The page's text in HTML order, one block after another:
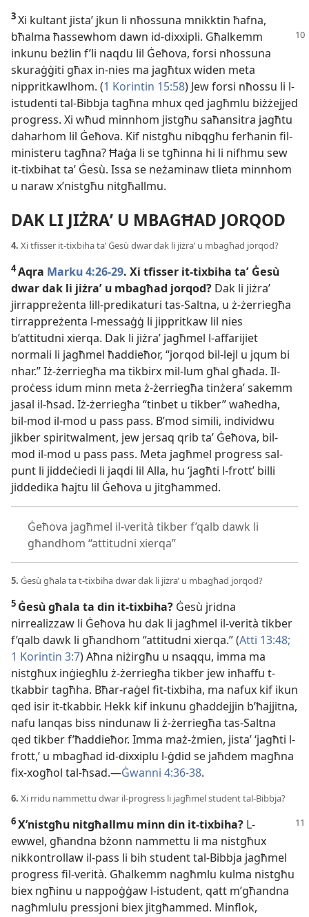
3Xi kultant jistaʼ jkun li nħossuna mnikktin ħafna,
bħalma ħassewhom dawn id-dixxipli. Għalkemm
inkunu beżlin f’li naqdu lil Ġeħova, forsi nħossuna
skuraġġiti għax in-nies ma jagħtux widen meta
nippritkawlhom. (1 Korintin 15:58) Jew forsi nħossu li l-
istudenti tal-Bibbja tagħna mhux qed jagħmlu biżżejjed
progress. Xi wħud minnhom jistgħu saħansitra jagħtu
daharhom lil Ġeħova. Kif nistgħu nibqgħu ferħanin fil-
ministeru tagħna? Ħaġa li se tgħinna hi li nifhmu sew
it-tixbihat taʼ Ġesù. Issa se neżaminaw tlieta minnhom
u naraw x’nistgħu nitgħallmu.
DAK LI JIŻRAʼ U MBAGĦAD JORQOD
4. Xi tfisser it-tixbiha taʼ Ġesù dwar dak li jiżraʼ u mbagħad jorqod?
4Aqra Marku 4:26-29. Xi tfisser it-tixbiha taʼ Ġesù
dwar dak li jiżraʼ u mbagħad jorqod? Dak li jiżraʼ
jirrappreżenta lill-predikaturi tas-Saltna, u ż-żerriegħa
tirrappreżenta l-messaġġ li jippritkaw lil nies
b’attitudni xierqa. Dak li jiżraʼ jagħmel l-affarijiet
normali li jagħmel ħaddieħor, “jorqod bil-lejl u jqum bi
nhar.” Iż-żerriegħa ma tikbirx mil-lum għal għada. Il-
proċess idum minn meta ż-żerriegħa tinżeraʼ sakemm
jasal il-ħsad. Iż-żerriegħa “tinbet u tikber” waħedha,
bil-mod il-mod u pass pass. B’mod simili, individwu
jikber spiritwalment, jew jersaq qrib taʼ Ġeħova, bil-
mod il-mod u pass pass. Meta jagħmel progress sal-
punt li jiddeċiedi li jaqdi lil Alla, hu ‘jagħti l-frott’ billi
jiddedika ħajtu lil Ġeħova u jitgħammed.
Ġeħova jagħmel il-verità tikber f’qalb dawk li
għandhom “attitudni xierqa”
5. Ġesù għala ta t-tixbiha dwar dak li jiżraʼ u mbagħad jorqod?
5 Ġesù għala ta din it-tixbiha? Ġesù jridna
nirrealizzaw li Ġeħova hu dak li jagħmel il-verità tikber
f’qalb dawk li għandhom “attitudni xierqa.” (Atti 13:48;
1 Korintin 3:7) Aħna niżirgħu u nsaqqu, imma ma
nistgħux inġiegħlu ż-żerriegħa tikber jew inħaffu t-
tkabbir tagħha. Bħar-raġel fit-tixbiha, ma nafux kif ikun
qed isir it-tkabbir. Hekk kif inkunu għaddejjin b’ħajjitna,
nafu lanqas biss nindunaw li ż-żerriegħa tas-Saltna
qed tikber f’ħaddieħor. Imma maż-żmien, jistaʼ ‘jagħti l-
frott,’ u mbagħad id-dixxiplu l-ġdid se jaħdem magħna
fix-xogħol tal-ħsad.—Ġwanni 4:36-38.
6. Xi rridu nammettu dwar il-progress li jagħmel student tal-Bibbja?
6X’nistgħu nitgħallmu minn din it-tixbiha? L-
ewwel, għandna bżonn nammettu li ma nistgħux
nikkontrollaw il-pass li bih student tal-Bibbja jagħmel
progress fil-verità. Għalkemm nagħmlu kulma nistgħu
biex ngħinu u nappoġġaw l-istudent, qatt m’għandna
nagħmlulu pressjoni biex jitgħammed. Minflok,